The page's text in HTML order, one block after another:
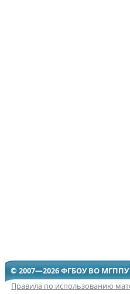
© 2007—2026 ФГБОУ ВО МГППУ
Правила по использованию